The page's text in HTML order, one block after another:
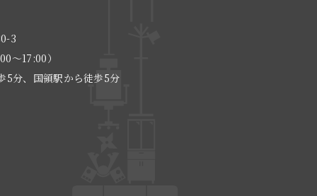
3
〜17:00）
分、国領駅から徒歩5分